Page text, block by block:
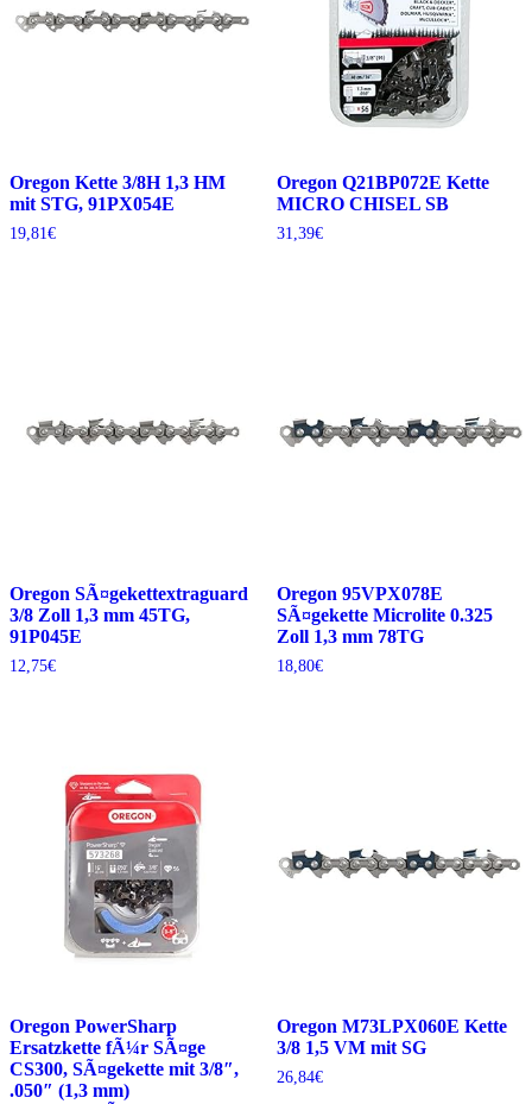
Oregon Kette 3/8H 1,3 HM
mit STG, 91PX054E
19,81€
Oregon Q21BP072E Kette
MICRO CHISEL SB
31,39€
Oregon SÃ¤gekettextraguard
3/8 Zoll 1,3 mm 45TG,
91P045E
12,75€
Oregon 95VPX078E
SÃ¤gekette Microlite 0.325
Zoll 1,3 mm 78TG
18,80€
Oregon PowerSharp
Ersatzkette fÃ¼r SÃ¤ge
CS300, SÃ¤gekette mit 3/8″,
.050″ (1,3 mm)
Oregon M73LPX060E Kette
3/8 1,5 VM mit SG
26,84€